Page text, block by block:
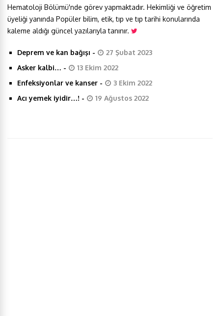
o
k
e d
n
A
p
Hematoloji Bölümü'nde görev yapmaktadır. Hekimliği ve öğretim
üyeliği yanında Popüler bilim, etik, tıp ve tıp tarihi konularında
kaleme aldığı güncel yazılarıyla tanınır.
Deprem ve kan bağışı -
27 Şubat 2023
Asker kalbi… -
13 Ekim 2022
Enfeksiyonlar ve kanser -
3 Ekim 2022
Acı yemek iyidir…! - 19 Ağustos 2022